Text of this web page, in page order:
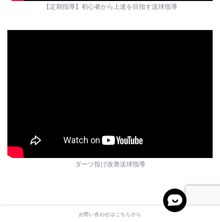
【定期指導】初心者から上達を目指す送球指導
ダーツ投げ改善送球指導
その他の投球指導実績はこちら
お問い合わせはこちらから